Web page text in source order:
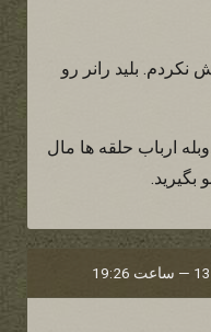
بلید رانر رو
ارباب حلقه ها مال
بگیرید.